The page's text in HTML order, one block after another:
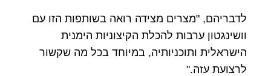
לדבריהם, "מצרים מצידה רואה בשותפות הזו עם
וושינגטון ערבות להכלת הקיצוניות הימנית
הישראלית ותוכניותיה, במיוחד בכל מה שקשור
לרצועת עזה."